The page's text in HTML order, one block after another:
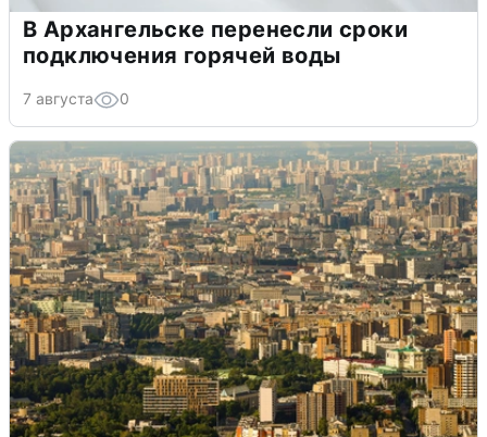
В Архангельске перенесли сроки
подключения горячей воды
7 августа 0